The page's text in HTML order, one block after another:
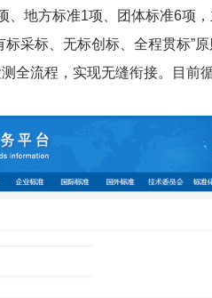
地方标准1项、团体标准6项
采标、无标创标、全程贯标”
全流程，实现无缝衔接。目前